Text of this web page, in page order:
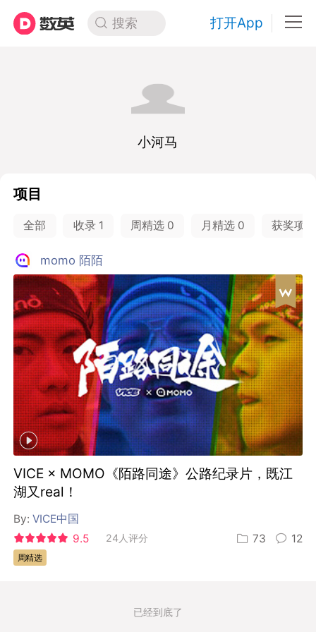
搜索 打开App
小河马
项目
全部 收录 1 周精选 0 月精选 0 获奖项
momo 陌陌
VICE × MOMO《陌路同途》公路纪录片，既江
湖又real！
By:VICE中国
9.5
24人评分 73 12
周精选
已经到底了